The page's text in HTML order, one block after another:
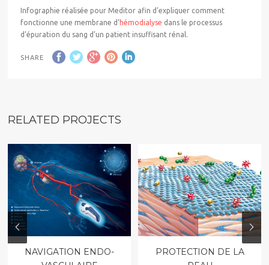
Infographie réalisée pour Meditor afin d’expliquer comment
fonctionne une membrane d’hémodialyse dans le processus
d’épuration du sang d’un patient insuffisant rénal.
SHARE
RELATED PROJECTS
NAVIGATION ENDO-
PROTECTION DE LA